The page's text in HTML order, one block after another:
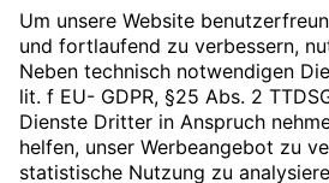
exkl. MwSt.
zzgl.
In den